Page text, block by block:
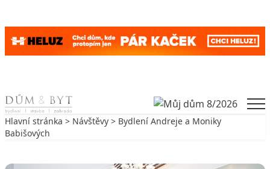
Skip to content
Hlavní stránka > Návštěvy > Bydlení Andreje a Moniky
Babišových